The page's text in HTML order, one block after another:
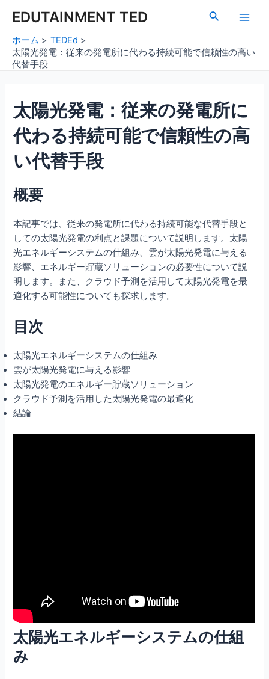
EDUTAINMENT TED
検
Main
ホーム
TEDEd
太陽光発電：従来の発電所に代わる持続可能で信頼性の高い
代替手段
太陽光発電：従来の発電所に
代わる持続可能で信頼性の高
い代替手段
概要
本記事では、従来の発電所に代わる持続可能な代替手段と
しての太陽光発電の利点と課題について説明します。太陽
光エネルギーシステムの仕組み、雲が太陽光発電に与える
影響、エネルギー貯蔵ソリューションの必要性について説
明します。また、クラウド予測を活用して太陽光発電を最
適化する可能性についても探求します。
目次
太陽光エネルギーシステムの仕組み
雲が太陽光発電に与える影響
太陽光発電のエネルギー貯蔵ソリューション
クラウド予測を活用した太陽光発電の最適化
結論
太陽光エネルギーシステムの仕組
み
navigation